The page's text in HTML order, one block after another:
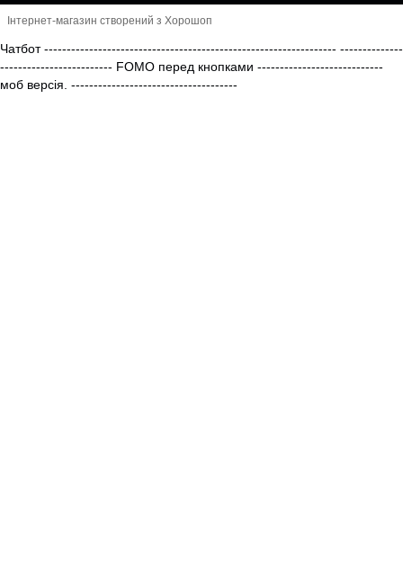
Інтернет-магазин створений з Хорошоп
Чатбот----------------------------------------------------------------- --------------
------------------------- FOMO перед кнопками ----------------------------
моб версія. -------------------------------------